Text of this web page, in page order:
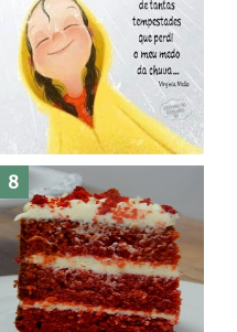
Haters, como surgiram?